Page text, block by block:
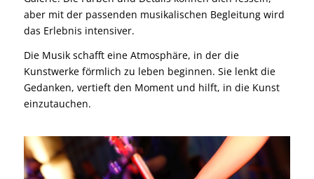
aber mit der passenden musikalischen Begleitung wird
das Erlebnis intensiver.
Die Musik schafft eine Atmosphäre, in der die
Kunstwerke förmlich zu leben beginnen. Sie lenkt die
Gedanken, vertieft den Moment und hilft, in die Kunst
einzutauchen.